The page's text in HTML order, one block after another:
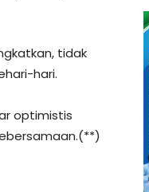
tidak
hari.
optimistis